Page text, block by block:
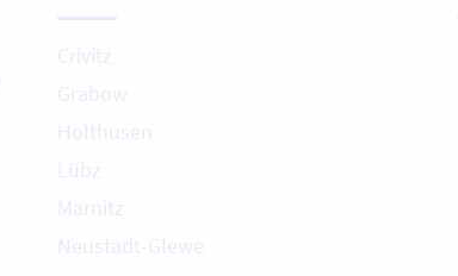
Crivitz
Grabow
Holthusen
Lübz
Marnitz
Neustadt-Glewe